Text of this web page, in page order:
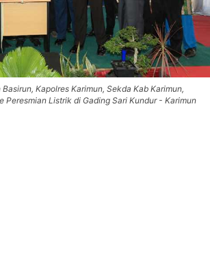
Kapolres Karimun, Sekda Kab Karimun,
Peresmian Listrik di Gading Sari Kundur - Karimun